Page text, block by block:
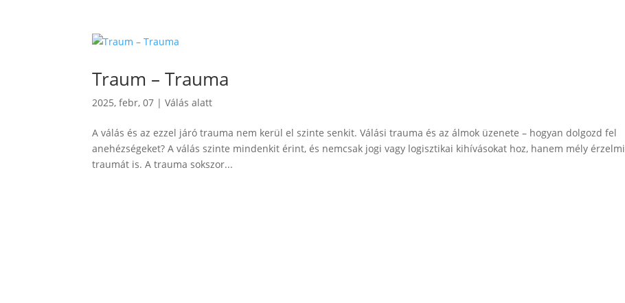
Traum – Trauma
2025, febr, 07 |Válás alatt
A válás és az ezzel járó trauma nem kerül el szinte senkit. Válási trauma és az álmok üzenete – hogyan dolgozd fel
anehézségeket? A válás szinte mindenkit érint, és nemcsak jogi vagy logisztikai kihívásokat hoz, hanem mély érzelmi
traumát is. A trauma sokszor...